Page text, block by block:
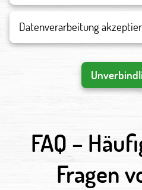
Datenverarbeitung
FAQ –
Fragen